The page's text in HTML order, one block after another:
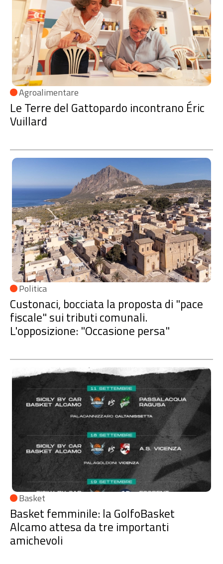
Agroalimentare
Le Terre del Gattopardo incontrano Éric
Vuillard
Politica
Custonaci, bocciata la proposta di "pace
fiscale" sui tributi comunali.
L'opposizione: "Occasione persa"
Basket
Basket femminile: la GolfoBasket
Alcamo attesa da tre importanti
amichevoli